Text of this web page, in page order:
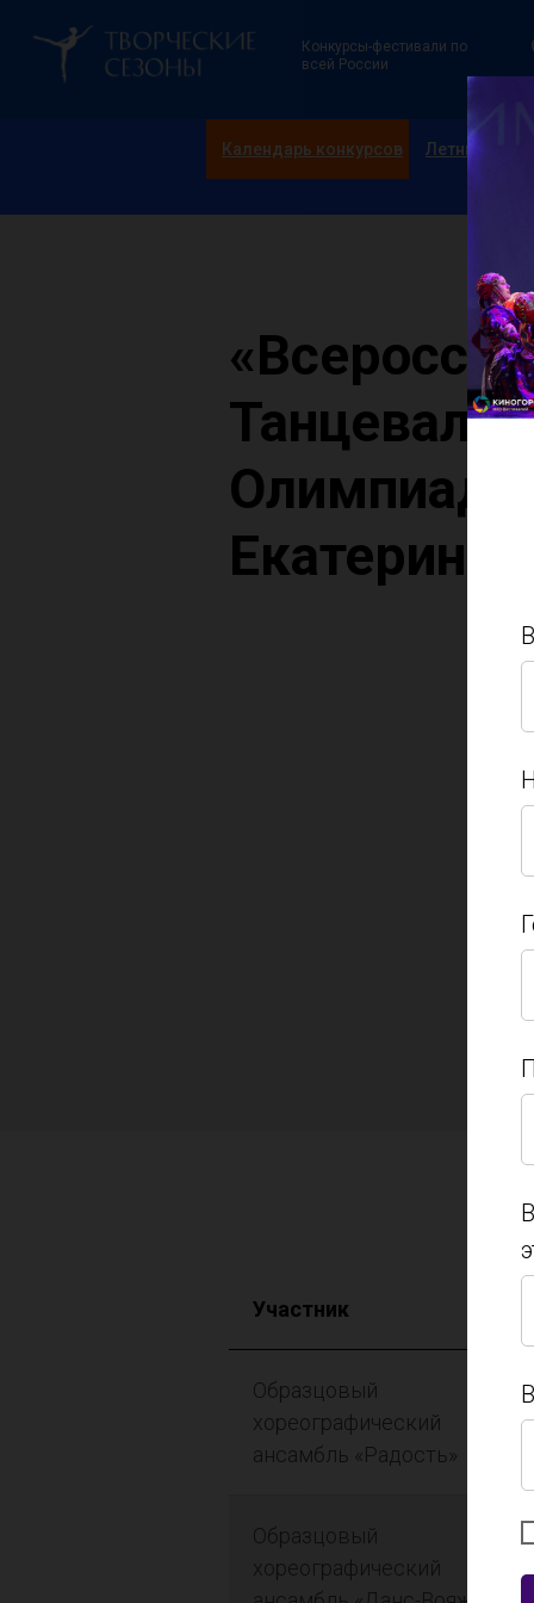
Конкурсы-фестивали по
всей России
Календарь конкурсов
Летние
Олимпиада.
Участник
Образцовый
хореографический
ансамбль «Радость»
Образцовый
хореографический